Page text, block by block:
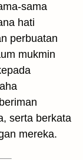
sama
hati
perbuatan
mukmin
serta berkata
mereka.